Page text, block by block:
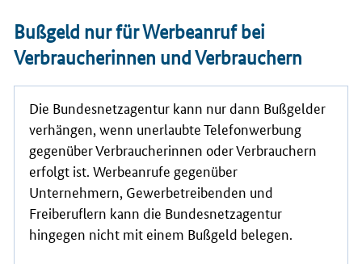
Bußgeld nur für Werbeanruf bei
Verbraucherinnen und Verbrauchern
Die Bundesnetzagentur kann nur dann Bußgelder
verhängen, wenn unerlaubte Telefonwerbung
gegenüber Verbraucherinnen oder Verbrauchern
erfolgt ist. Werbeanrufe gegenüber
Unternehmern, Gewerbetreibenden und
Freiberuflern kann die Bundesnetzagentur
hingegen nicht mit einem Bußgeld belegen.